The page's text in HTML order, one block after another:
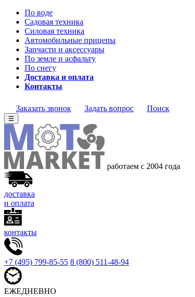
По воде
Садовая техника
Силовая техника
Автомобильные прицепы
Запчасти и аксессуары
По земле и асфальту
По снегу
Доставка и оплата
Контакты
Заказать звонок Задать вопрос Поиск
☰
работаем с 2004 года
доставка
и оплата
контакты
+7 (495) 799-85-55 8 (800) 511-48-94
ЕЖЕДНЕВНО